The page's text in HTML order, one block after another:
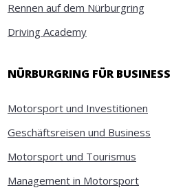
Rennen auf dem Nürburgring
Driving Academy
NÜRBURGRING FÜR BUSINESS
Motorsport und Investitionen
Geschäftsreisen und Business
Motorsport und Tourismus
Management in Motorsport